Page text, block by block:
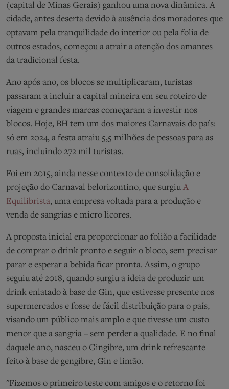
(capital de Minas Gerais) ganhou uma nova dinâmica. A
cidade, antes deserta devido à ausência dos moradores que
optavam pela tranquilidade do interior ou pela folia de
outros estados, começou a atrair a atenção dos amantes
da tradicional festa.
Ano após ano, os blocos se multiplicaram, turistas
passaram a incluir a capital mineira em seu roteiro de
viagem e grandes marcas começaram a investir nos
blocos. Hoje, BH tem um dos maiores Carnavais do país:
só em 2024, a festa atraiu 5,5 milhões de pessoas para as
ruas, incluindo 272 mil turistas.
Foi em 2015, ainda nesse contexto de consolidação e
projeção do Carnaval belorizontino, que surgiu A
Equilibrista, uma empresa voltada para a produção e
venda de sangrias e micro licores.
A proposta inicial era proporcionar ao folião a facilidade
de comprar o drink pronto e seguir o bloco, sem precisar
parar e esperar a bebida ficar pronta. Assim, o grupo
seguiu até 2018, quando surgiu a ideia de produzir um
drink enlatado à base de Gin, que estivesse presente nos
supermercados e fosse de fácil distribuição para o país,
visando um público mais amplo e que tivesse um custo
menor que a sangria – sem perder a qualidade. E no final
daquele ano, nasceu o Gingibre, um drink refrescante
feito à base de gengibre, Gin e limão.
"Fizemos o primeiro teste com amigos e o retorno foi